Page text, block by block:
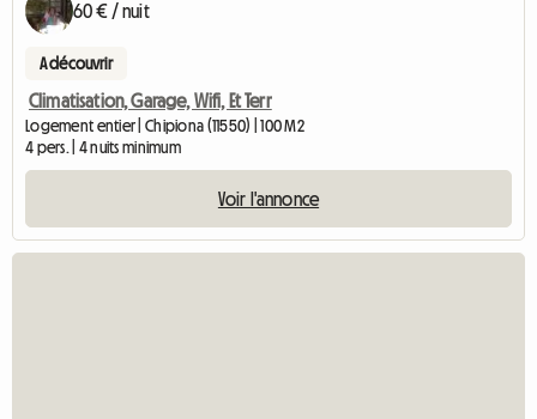
60 € / nuit
A découvrir
Climatisation, Garage, Wifi, Et Terr
Logement entier | Chipiona (11550) | 100 M2
4 pers. | 4 nuits minimum
Voir l'annonce